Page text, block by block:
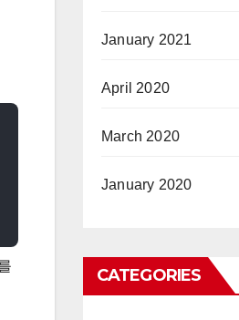
January 2021
April 2020
March 2020
January 2020
CATEGORIES